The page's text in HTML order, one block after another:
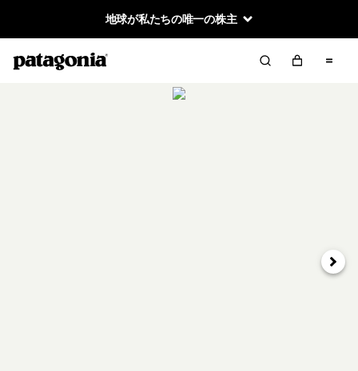
地球が私たちの唯一の株主
次へ